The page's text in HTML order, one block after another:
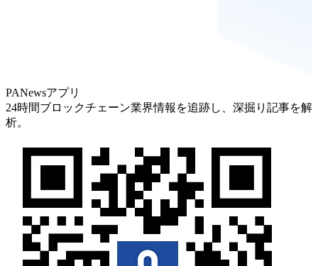
PANewsアプリ
24時間ブロックチェーン業界情報を追跡し、深掘り記事を解
析。